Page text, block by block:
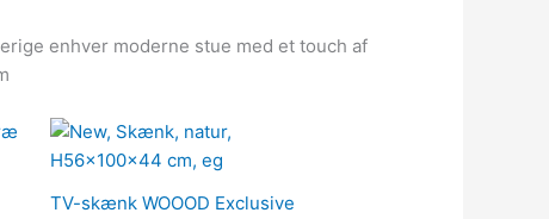
enhver moderne stue med et touch af
TV-skænk WOOOD Exclusive